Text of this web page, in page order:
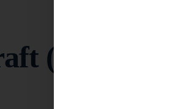
(m/w/d)